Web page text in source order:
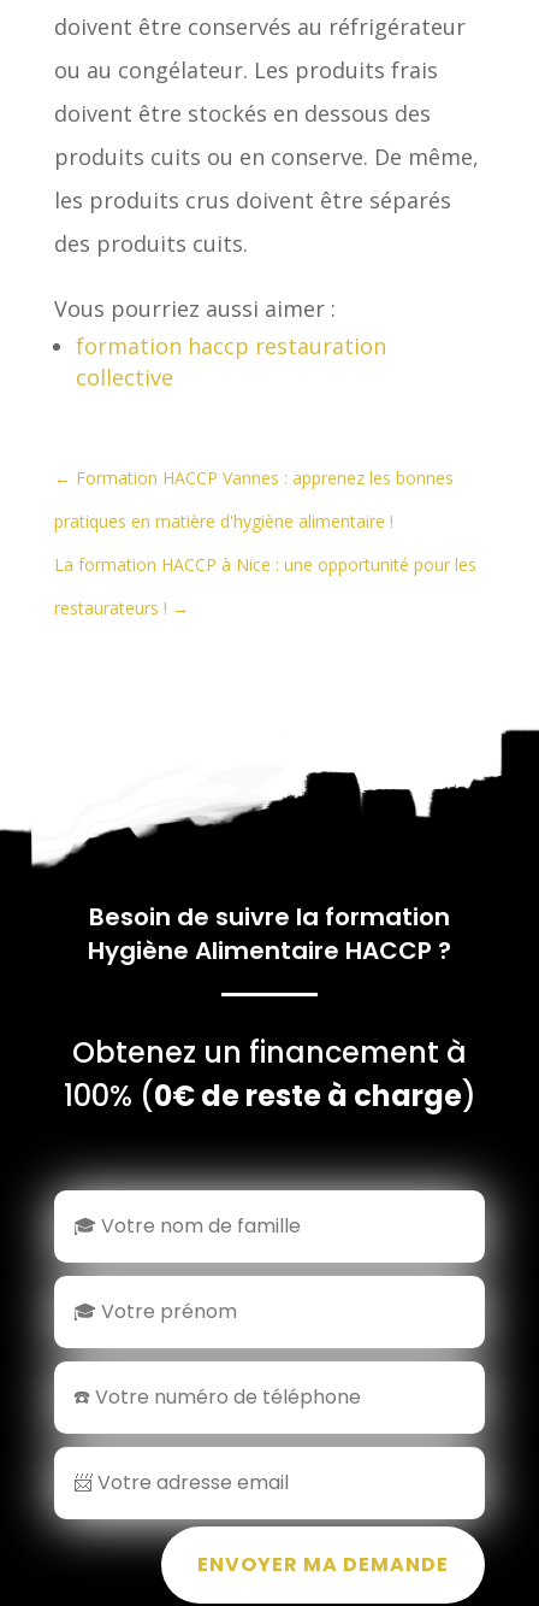
doivent être conservés au réfrigérateur
ou au congélateur. Les produits frais
doivent être stockés en dessous des
produits cuits ou en conserve. De même,
les produits crus doivent être séparés
des produits cuits.
Vous pourriez aussi aimer :
formation haccp restauration
collective
← Formation HACCP Vannes : apprenez les bonnes
pratiques en matière d'hygiène alimentaire !
La formation HACCP à Nice : une opportunité pour les
restaurateurs ! →
Besoin de suivre la formation
Hygiène Alimentaire HACCP ?
Obtenez un financement à
100% (0€ de reste à charge)
ENVOYER MA DEMANDE